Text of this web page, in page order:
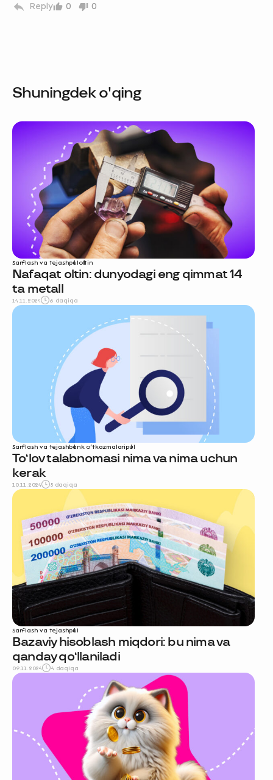
0 0
Reply
Shuningdek o'qing
Sarflash va tejashpuloltin
Nafaqat oltin: dunyodagi eng qimmat 14
ta metall
14.11.2024 6 daqiqa
Sarflash va tejashbank o‘tkazmalaripul
To‘lov talabnomasi nima va nima uchun
kerak
10.11.2024 5 daqiqa
Sarflash va tejashpul
Bazaviy hisoblash miqdori: bu nima va
qanday qo‘llaniladi
09.11.2024 4 daqiqa